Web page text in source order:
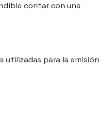
contar con una
utilizadas para la emisión